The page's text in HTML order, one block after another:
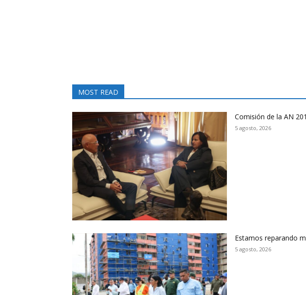
MOST READ
Comisión de la AN
5 agosto, 2026
Estamos reparando
5 agosto, 2026